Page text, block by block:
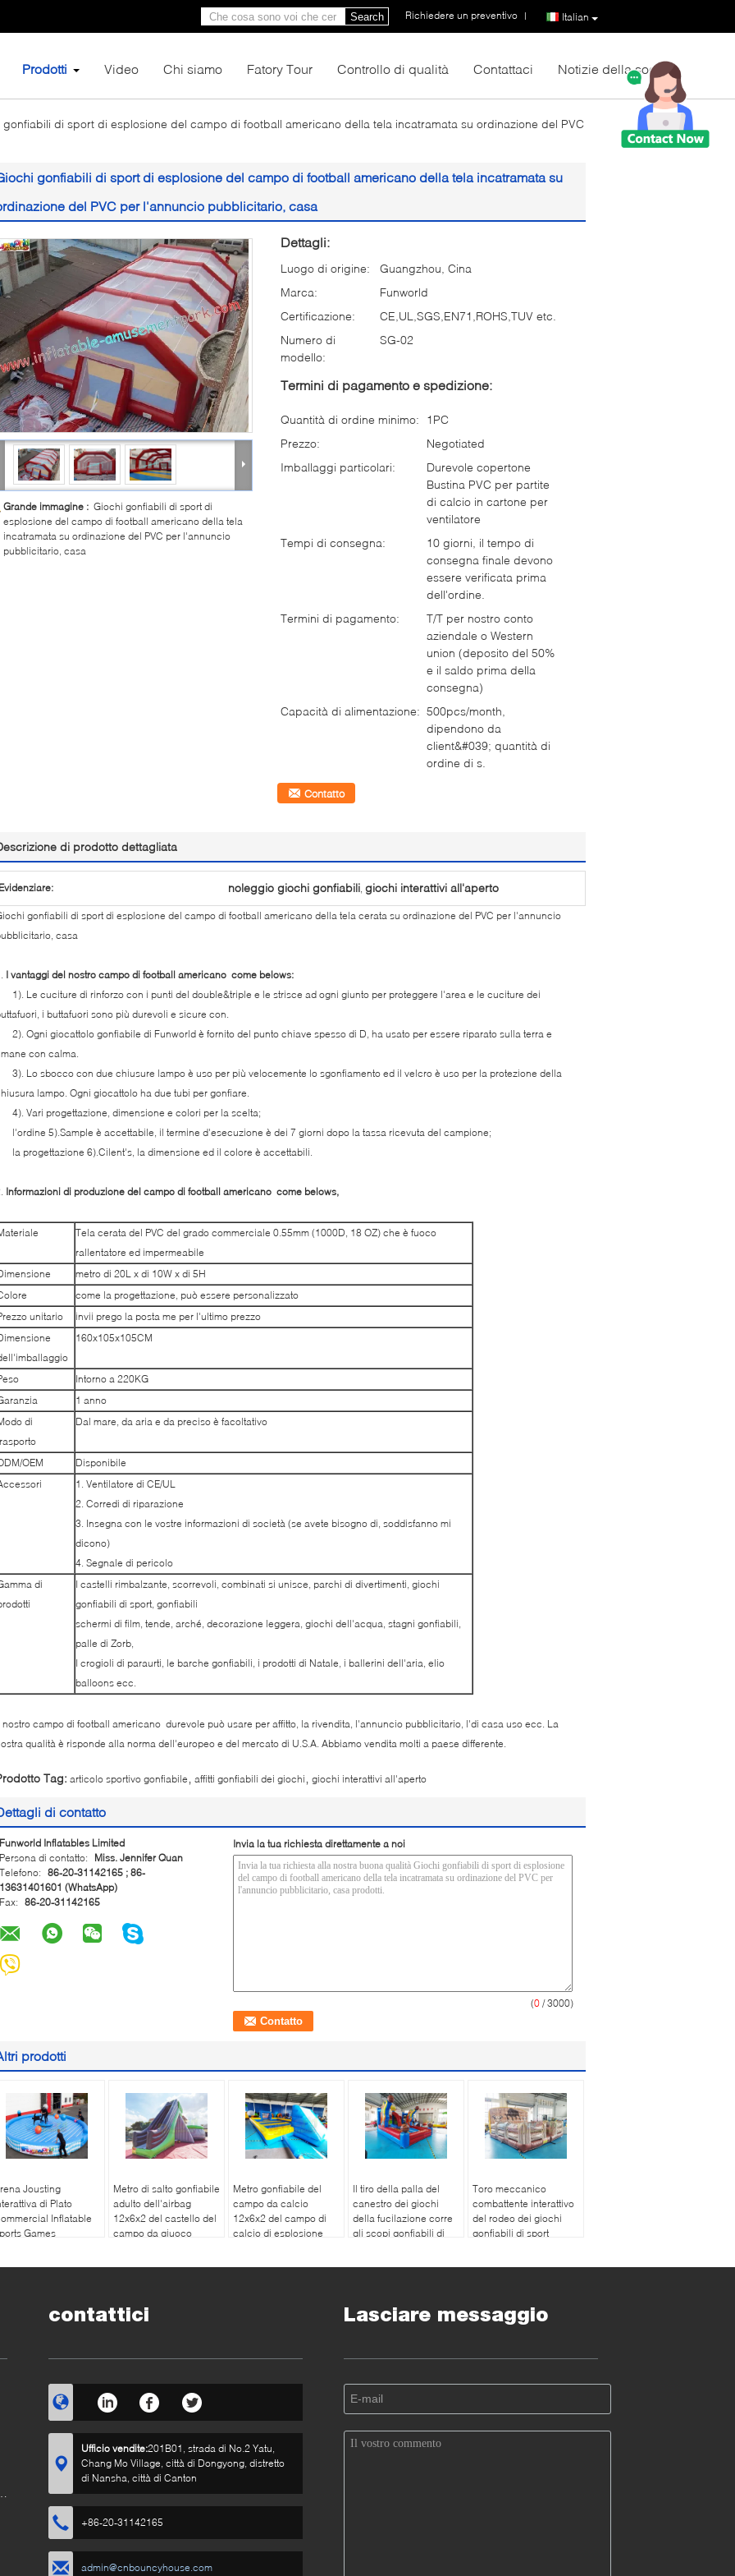
Italian
Richiedere un preventivo |
Search
Prodotti Video Chi siamo Fatory Tour Controllo di qualità Contattaci Notizie della società
gonfiabili di sport di esplosione del campo di football americano della tela incatramata su ordinazione del PVC
gonfiabili di sport di esplosione del campo di football americano della tela incatramata su
del PVC per l'annuncio pubblicitario, casa
Grande immagine : Giochi gonfiabili di sport di
esplosione del campo di football americano della tela
incatramata su ordinazione del PVC per l'annuncio
pubblicitario, casa
Dettagli:
Luogo di origine:
Guangzhou, Cina
Marca:
Funworld
Certificazione:
CE,UL,SGS,EN71,ROHS,TUV etc.
Numero di
modello:
SG-02
Termini di pagamento e spedizione:
Quantità di ordine minimo:
1PC
Prezzo:
Negotiated
Imballaggi particolari:
Durevole copertone
Bustina PVC per partite
di calcio in cartone per
ventilatore
Tempi di consegna:
10 giorni, il tempo di
consegna finale devono
essere verificata prima
dell'ordine.
Termini di pagamento:
T/T per nostro conto
aziendale o Western
union (deposito del 50%
e il saldo prima della
consegna)
Capacità di alimentazione: 500pcs/month,
dipendono da
client&#039; quantità di
ordine di s.
Contatto
di prodotto dettagliata
noleggio giochi gonfiabili, giochi interattivi all'aperto
gonfiabili di sport di esplosione del campo di football americano della tela cerata su ordinazione del PVC per l'annuncio
casa
I vantaggi del nostro campo di football americano come belows:
Le cuciture di rinforzo con i punti del double&triple e le strisce ad ogni giunto per proteggere l'area e le cuciture dei
i buttafuori sono più durevoli e sicure con.
Ogni giocattolo gonfiabile di Funworld è fornito del punto chiave spesso di D, ha usato per essere riparato sulla terra e
con calma.
Lo sbocco con due chiusure lampo è uso per più velocemente lo sgonfiamento ed il velcro è uso per la protezione della
lampo. Ogni giocattolo ha due tubi per gonfiare.
Vari progettazione, dimensione e colori per la scelta;
5).Sample è accettabile, il termine d'esecuzione è dei 7 giorni dopo la tassa ricevuta del campione;
progettazione 6).Cilent's, la dimensione ed il colore è accettabili.
Informazioni di produzione del campo di football americano come belows,
Tela cerata del PVC del grado commerciale 0.55mm (1000D, 18 OZ) che è fuoco
rallentatore ed impermeabile
metro di 20L x di 10W x di 5H
come la progettazione, può essere personalizzato
unitario
invii prego la posta me per l'ultimo prezzo
160x105x105CM
Intorno a 220KG
1 anno
di
Dal mare, da aria e da preciso è facoltativo
OEM
Disponibile
1. Ventilatore di CE/UL
2. Corredi di riparazione
3. Insegna con le vostre informazioni di società (se avete bisogno di, soddisfanno mi
dicono)
4. Segnale di pericolo
di
I castelli rimbalzante, scorrevoli, combinati si unisce, parchi di divertimenti, giochi
gonfiabili di sport, gonfiabili
schermi di film, tende, arché, decorazione leggera, giochi dell'acqua, stagni gonfiabili,
palle di Zorb,
I crogioli di paraurti, le barche gonfiabili, i prodotti di Natale, i ballerini dell'aria, elio
balloons ecc.
nostro campo di football americano durevole può usare per affitto, la rivendita, l'annuncio pubblicitario, l'di casa uso ecc. La
qualità è risponde alla norma dell'europeo e del mercato di U.S.A. Abbiamo vendita molti a paese differente.
Tag: articolo sportivo gonfiabile affitti gonfiabili dei giochi giochi interattivi all'aperto
di contatto
Funworld Inflatables Limited
Persona di contatto:
Miss. Jennifer Quan
Telefono: 86-20-31142165 ; 86-
13631401601 (WhatsApp)
Fax: 86-20-31142165
Invia la tua richiesta direttamente a noi
(0 / 3000)
prodotti
Jousting
di Plato
Inflatable
Games
Metro di salto gonfiabile
adulto dell'airbag
12x6x2 del castello del
campo da giuoco
Metro gonfiabile del
campo da calcio
12x6x2 del campo di
calcio di esplosione
Il tiro della palla del
canestro dei giochi
della fucilazione corre
gli scopi gonfiabili di
Toro meccanico
combattente interattivo
del rodeo dei giochi
gonfiabili di sport
contattici
Ufficio vendite:201B01, strada di No.2 Yatu,
Chang Mo Village, città di Dongyong, distretto
di Nansha, città di Canton
+86-20-31142165
admin@cnbouncyhouse.com
Lasciare messaggio